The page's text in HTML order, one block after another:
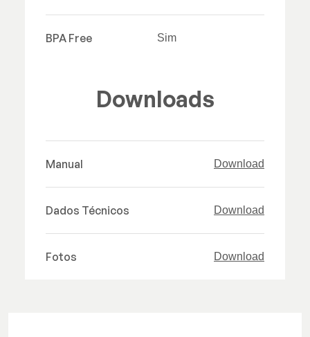
BPA Free Sim
Downloads
Manual Download
Dados Técnicos Download
Fotos Download